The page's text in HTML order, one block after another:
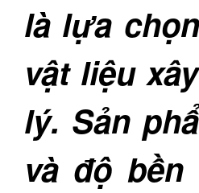
là lựa
vật liệu
lý. Sản
và độ